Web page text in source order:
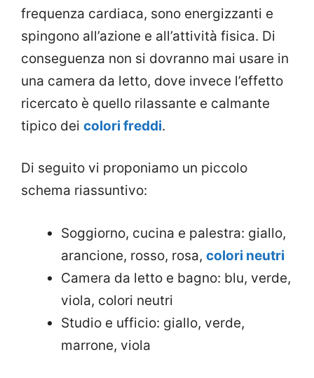
frequenza cardiaca, sono energizzanti e
spingono all’azione e all’attività fisica. Di
conseguenza non si dovranno mai usare in
una camera da letto, dove invece l’effetto
ricercato è quello rilassante e calmante
tipico dei colori freddi.
Di seguito vi proponiamo un piccolo
schema riassuntivo:
Soggiorno, cucina e palestra: giallo,
arancione, rosso, rosa, colori neutri
Camera da letto e bagno: blu, verde,
viola, colori neutri
Studio e ufficio: giallo, verde,
marrone, viola